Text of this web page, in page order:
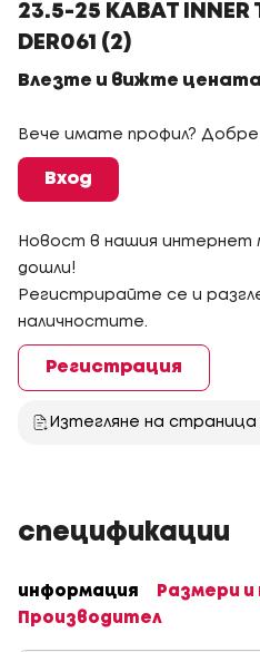
23.5-25 KABAT INNER
DER061 (2)
Влезте и вижте
Вече имате профил?
Вход
Новост в нашия интернет
дошли!
Регистрирайте се и
наличностите.
Регистрация
Изтегляне на страница
спецификации
информация
Размери
Производител